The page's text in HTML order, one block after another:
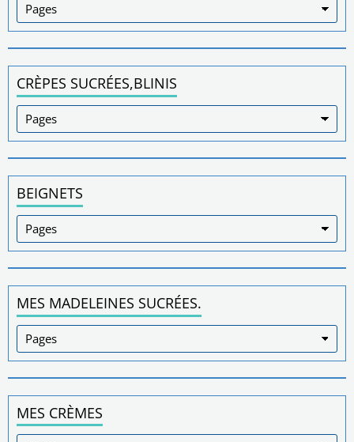
CRÈPES SUCRÉES,BLINIS
BEIGNETS
MES MADELEINES SUCRÉES.
MES CRÈMES